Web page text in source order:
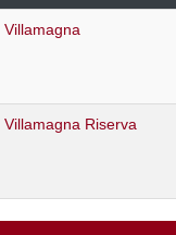
Villamagna
Villamagna Riserva